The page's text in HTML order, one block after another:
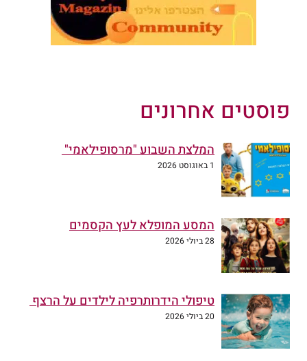
פוסטים אחרונים
המלצת השבוע "מרסופילאמי"
1 באוגוסט 2026
המסע המופלא לעץ הקסמים
28 ביולי 2026
טיפולי הידרותרפיה לילדים על הרצף
20 ביולי 2026